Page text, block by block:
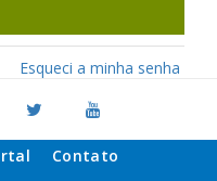
Esqueci a minha senha
Contato